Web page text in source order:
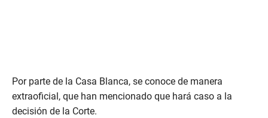
Por parte de la Casa Blanca, se conoce de manera
extraoficial, que han mencionado que hará caso a la
decisión de la Corte.